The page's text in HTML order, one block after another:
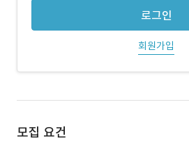
로그인
회원가입
모집 요건